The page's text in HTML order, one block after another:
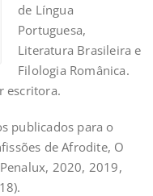
de Língua
Portuguesa,
Literatura Brasileira e
Filologia Românica.
escritora.
publicados para o
de Afrodite, O
2020, 2019,